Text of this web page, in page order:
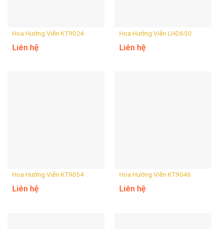
Hoa Hướng Viễn KT9024
Liên hệ
Hoa Hướng Viễn LHD650
Liên hệ
Hoa Hướng Viễn KT9054
Liên hệ
Hoa Hướng Viễn KT9046
Liên hệ